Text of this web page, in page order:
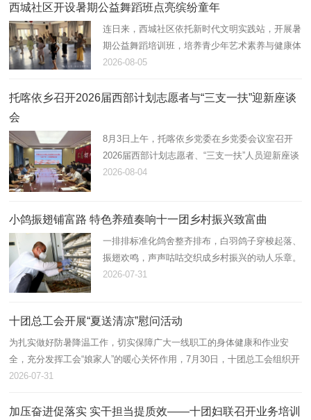
西城社区开设暑期公益舞蹈班点亮缤纷童年
连日来，西城社区依托新时代文明实践站，开展暑
期公益舞蹈培训班，培养青少年艺术素养与健康体
魄，助力未成年人全面健康成长。
2026-08-05
托喀依乡召开2026届西部计划志愿者与“三支一扶”迎新座谈
会
8月3日上午，托喀依乡党委在乡党委会议室召开
2026届西部计划志愿者、“三支一扶”人员迎新座谈
会。会议由乡党委副书记、纪委书记张茂祥主持，
2026-08-04
小鸽振翅铺富路 特色养殖奏响十一团乡村振兴致富曲
一排排标准化鸽舍整齐排布，白羽鸽子穿梭起落、
振翅欢鸣，声声咕咕交织成乡村振兴的动人乐章。
近年来，十一团立足资源优势，以“合作社+连队
2026-07-31
十团总工会开展“夏送清凉”慰问活动
为扎实做好防暑降温工作，切实保障广大一线职工的身体健康和作业安
全，充分发挥工会“娘家人”的暖心关怀作用，7月30日，十团总工会组织开
展2026年“夏送清凉”慰问活动，为坚守高温岗位的劳动者送去防暑降温物
2026-07-31
加压奋进促落实 实干担当提质效——十团妇联召开业务培训